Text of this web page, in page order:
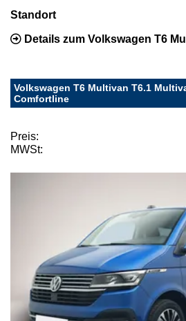
Standort
Details zum Volkswagen T6
Volkswagen T6 Multivan T6.1
Comfortline
Preis:
MWSt: